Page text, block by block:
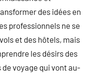
des idées en
professionnels ne se
et des hôtels, mais
les désirs des
voyage qui vont au-